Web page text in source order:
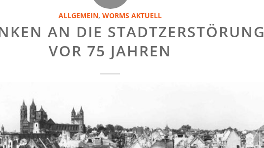
ALLGEMEIN, WORMS AKTUELL
AN DIE STADTZERSTÖRUNG
VOR 75 JAHREN